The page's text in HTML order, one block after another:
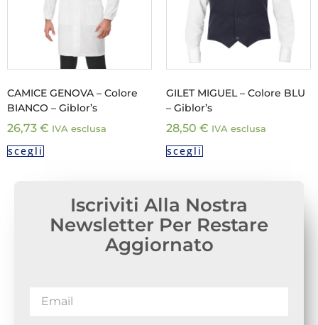
CAMICE GENOVA – Colore
BIANCO – Giblor’s
26,73 € IVA esclusa
scegli
GILET MIGUEL – Colore BLU
– Giblor’s
28,50 € IVA esclusa
scegli
Iscriviti Alla Nostra
Newsletter Per Restare
Aggiornato